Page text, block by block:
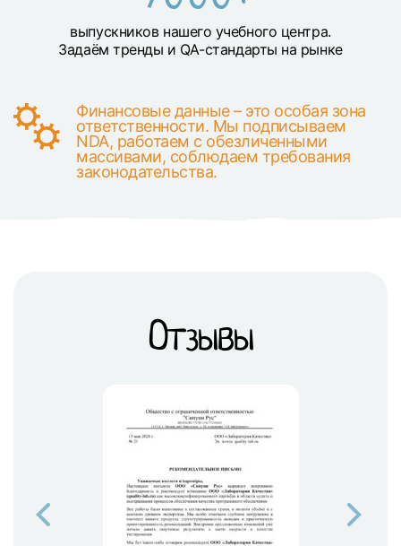
выпускников нашего учебного центра.
Задаём тренды и QA-стандарты на рынке
Финансовые данные – это особая зона
ответственности. Мы подписываем
NDA, работаем с обезличенными
массивами, соблюдаем требования
законодательства.
Отзывы